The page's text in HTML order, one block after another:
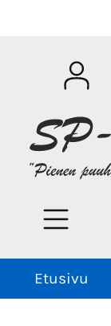
Etusivu